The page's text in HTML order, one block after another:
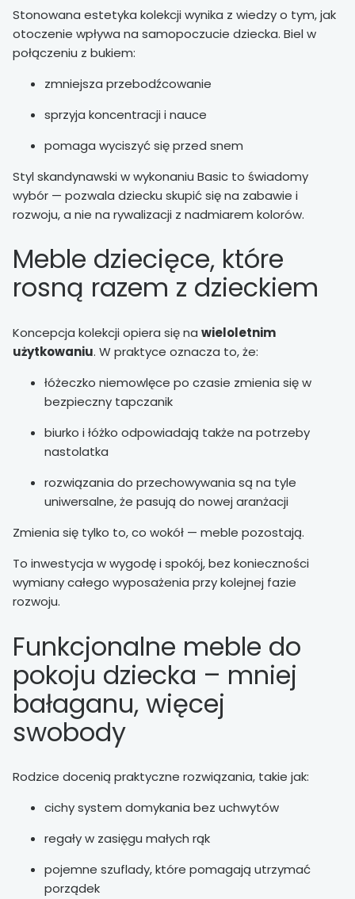
Stonowana estetyka kolekcji wynika z wiedzy o tym, jak
otoczenie wpływa na samopoczucie dziecka. Biel w
połączeniu z bukiem:
zmniejsza przebodźcowanie
sprzyja koncentracji i nauce
pomaga wyciszyć się przed snem
Styl skandynawski w wykonaniu Basic to świadomy
wybór — pozwala dziecku skupić się na zabawie i
rozwoju, a nie na rywalizacji z nadmiarem kolorów.
Meble dziecięce, które
rosną razem z dzieckiem
Koncepcja kolekcji opiera się na wieloletnim
użytkowaniu. W praktyce oznacza to, że:
łóżeczko niemowlęce po czasie zmienia się w
bezpieczny tapczanik
biurko i łóżko odpowiadają także na potrzeby
nastolatka
rozwiązania do przechowywania są na tyle
uniwersalne, że pasują do nowej aranżacji
Zmienia się tylko to, co wokół — meble pozostają.
To inwestycja w wygodę i spokój, bez konieczności
wymiany całego wyposażenia przy kolejnej fazie
rozwoju.
Funkcjonalne meble do
pokoju dziecka – mniej
bałaganu, więcej
swobody
Rodzice docenią praktyczne rozwiązania, takie jak:
cichy system domykania bez uchwytów
regały w zasięgu małych rąk
pojemne szuflady, które pomagają utrzymać
porządek